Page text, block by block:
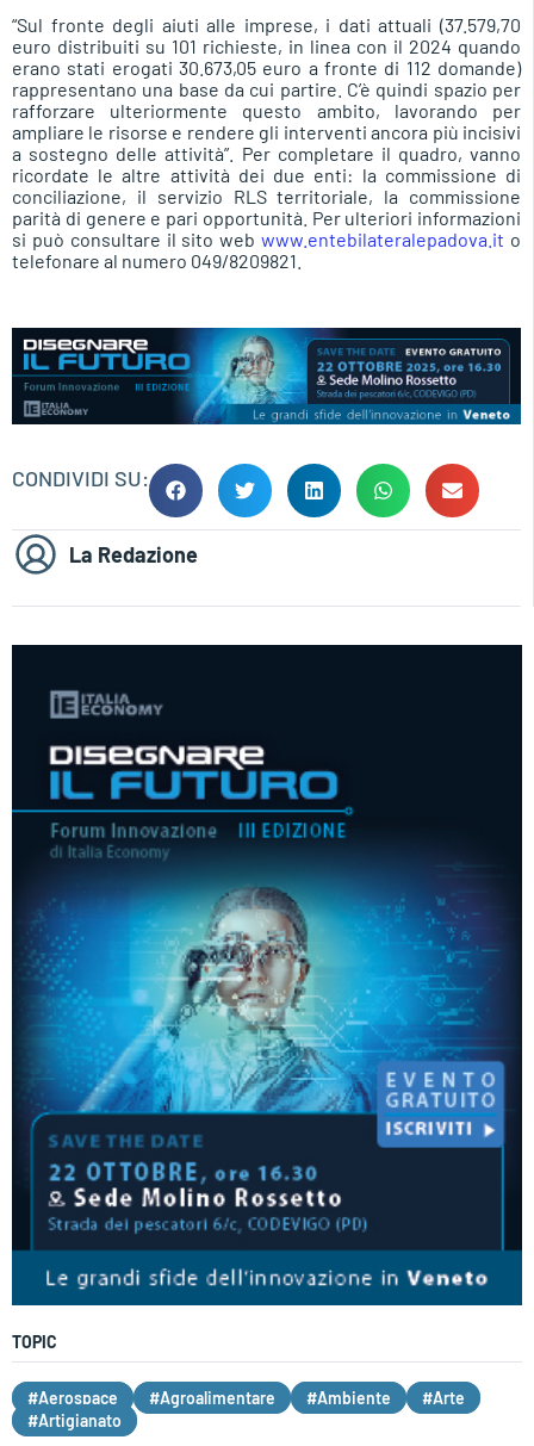
“Sul fronte degli aiuti alle imprese, i dati attuali (37.579,70
euro distribuiti su 101 richieste, in linea con il 2024 quando
erano stati erogati 30.673,05 euro a fronte di 112 domande)
rappresentano una base da cui partire. C’è quindi spazio per
rafforzare ulteriormente questo ambito, lavorando per
ampliare le risorse e rendere gli interventi ancora più incisivi
a sostegno delle attività”. Per completare il quadro, vanno
ricordate le altre attività dei due enti: la commissione di
conciliazione, il servizio RLS territoriale, la commissione
parità di genere e pari opportunità. Per ulteriori informazioni
si può consultare il sito webwww.entebilateralepadova.it o
telefonare al numero 049/8209821.
CONDIVIDI SU:
La Redazione
TOPIC
#Aerospace #Agroalimentare #Ambiente
#Arte
#Artigianato